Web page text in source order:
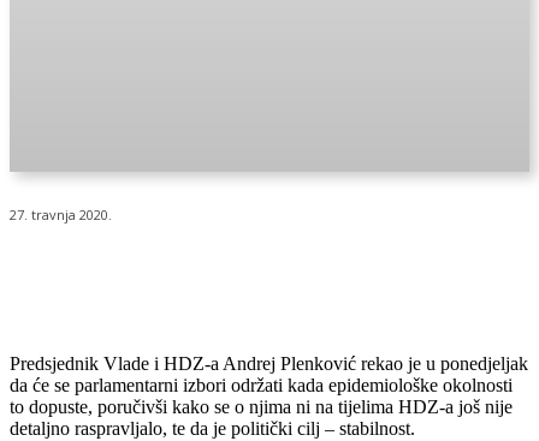
27. travnja 2020.
Predsjednik Vlade i HDZ-a Andrej Plenković rekao je u ponedjeljak
da će se parlamentarni izbori održati kada epidemiološke okolnosti
to dopuste, poručivši kako se o njima ni na tijelima HDZ-a još nije
detaljno raspravljalo, te da je politički cilj – stabilnost.